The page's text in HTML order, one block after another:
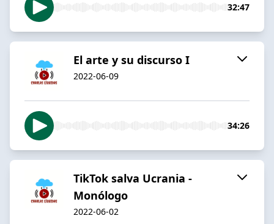
32:47
El arte y su discurso I
2022-06-09
34:26
TikTok salva Ucrania -
Monólogo
2022-06-02